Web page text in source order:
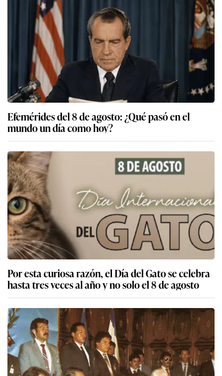
Efemérides del 8 de agosto: ¿Qué pasó en el
mundo un día como hoy?
Por esta curiosa razón, el Día del Gato se celebra
hasta tres veces al año y no solo el 8 de agosto